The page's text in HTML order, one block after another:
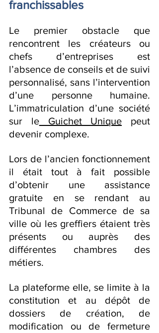
franchissables
Le premier obstacle que
rencontrent les créateurs ou
chefs d’entreprises est
l’absence de conseils et de suivi
personnalisé, sans l’intervention
d’une personne humaine.
L’immatriculation d’une société
sur le Guichet Unique peut
devenir complexe.
Lors de l’ancien fonctionnement
il était tout à fait possible
d’obtenir une assistance
gratuite en se rendant au
Tribunal de Commerce de sa
ville où les greffiers étaient très
présents ou auprès des
différentes chambres des
métiers.
La plateforme elle, se limite à la
constitution et au dépôt de
dossiers de création, de
modification ou de fermeture